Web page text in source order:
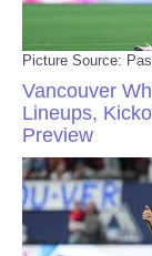
Picture Source:
Vancouver
Lineups,
Preview